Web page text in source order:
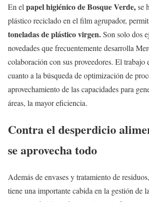
En el papel higiénico de Bosque Verde,se
plástico reciclado en el film agrupador,
toneladas de plástico virgen.Son solo dos
novedades que frecuentemente desarrolla
colaboración con sus proveedores. El trabajo
cuanto a la búsqueda de optimización de
aprovechamiento de las capacidades para
áreas, la mayor eficiencia.
Contra el desperdicio
se aprovecha todo
Además de envases y tratamiento de
tiene una importante cabida en la gestión de